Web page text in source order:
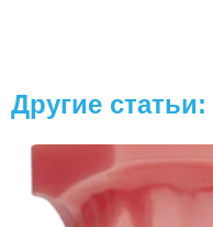
Другие статьи: